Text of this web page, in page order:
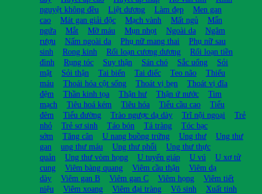
nguyệt không đều
Liệt dương Làm đẹp
Men gan
cao
Mát gan giải độc Mạch vành Mất ngủ
Mẩn
ngứa
Mắt Mỡ máu Mụn nhọt Ngoài da
Ngâm
rượu
Nấm ngoài da Phụ nữ mang thai
Phụ nữ sau
sinh
Rong kinh Rối loạn cương dương
Rối loạn tiền
đình
Rụng tóc Suy thận Sán chó Sắc uống
Sỏi
mật
Sỏi thận Tai biến Tai điếc Teo não
Thiếu
máu
Thoái hóa cột sống Thoát vị bẹn
Thoát vị đĩa
đệm
Thần kinh tọa Thận hư Thận ứ nước
Tim
mạch
Tiêu hoá kém Tiêu hóa Tiểu cầu cao
Tiểu
đêm
Tiểu đường Trào ngược dạ dày Trĩ nội ngoại
Trẻ
nhỏ
Trẻ sơ sinh Táo bón Tá tràng
Tóc bạc
sớm
Tăng cân U nang buồng trứng Ung thư
Ung thư
gan
ung thư máu Ung thư phổi
Ung thư thực
quản
Ung thư vòm họng U tuyến giáp U vú
U xơ tử
cung
Viêm bàng quang Viêm cầu thận
Viêm dạ
dày
Viêm gan B Viêm gan C Viêm họng
Viêm tiết
niệu
Viêm xoang Viêm đại tràng Vô sinh
Xuất tinh